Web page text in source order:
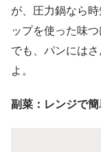
が、圧力鍋なら
ップを使った味
でも、パンには
よ。
副菜：レンジで